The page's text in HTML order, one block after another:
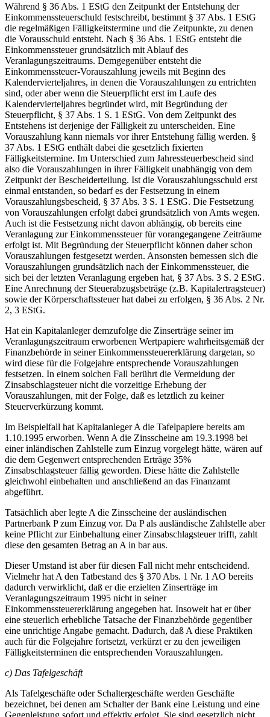
Während § 36 Abs. 1 EStG den Zeitpunkt der Entstehung der
Einkommenssteuerschuld festschreibt, bestimmt § 37 Abs. 1 EStG
die regelmäßigen Fälligkeitstermine und die Zeitpunkte, zu denen
die Vorausschuld entsteht. Nach § 36 Abs. 1 EStG entsteht die
Einkommenssteuer grundsätzlich mit Ablauf des
Veranlagungszeitraums. Demgegenüber entsteht die
Einkommenssteuer-Vorauszahlung jeweils mit Beginn des
Kalendervierteljahres, in denen die Vorauszahlungen zu entrichten
sind, oder aber wenn die Steuerpflicht erst im Laufe des
Kalendervierteljahres begründet wird, mit Begründung der
Steuerpflicht, § 37 Abs. 1 S. 1 EStG. Von dem Zeitpunkt des
Entstehens ist derjenige der Fälligkeit zu unterscheiden. Eine
Vorauszahlung kann niemals vor ihrer Entstehung fällig werden. §
37 Abs. 1 EStG enthält dabei die gesetzlich fixierten
Fälligkeitstermine. Im Unterschied zum Jahressteuerbescheid sind
also die Vorauszahlungen in ihrer Fälligkeit unabhängig von dem
Zeitpunkt der Bescheiderteilung. Ist die Vorauszahlungsschuld erst
einmal entstanden, so bedarf es der Festsetzung in einem
Vorauszahlungsbescheid, § 37 Abs. 3 S. 1 EStG. Die Festsetzung
von Vorauszahlungen erfolgt dabei grundsätzlich von Amts wegen.
Auch ist die Festsetzung nicht davon abhängig, ob bereits eine
Veranlagung zur Einkommenssteuer für vorangegangene Zeiträume
erfolgt ist. Mit Begründung der Steuerpflicht können daher schon
Vorauszahlungen festgesetzt werden. Ansonsten bemessen sich die
Vorauszahlungen grundsätzlich nach der Einkommenssteuer, die
sich bei der letzten Veranlagung ergeben hat, § 37 Abs. 3 S. 2 EStG.
Eine Anrechnung der Steuerabzugsbeträge (z.B. Kapitalertragsteuer)
sowie der Körperschaftssteuer hat dabei zu erfolgen, § 36 Abs. 2 Nr.
2, 3 EStG.
Hat ein Kapitalanleger demzufolge die Zinserträge seiner im
Veranlagungszeitraum erworbenen Wertpapiere wahrheitsgemäß der
Finanzbehörde in seiner Einkommenssteuererklärung dargetan, so
wird diese für die Folgejahre entsprechende Vorauszahlungen
festsetzen. In einem solchen Fall berührt die Vermeidung der
Zinsabschlagsteuer nicht die vorzeitige Erhebung der
Vorauszahlungen, mit der Folge, daß es letztlich zu keiner
Steuerverkürzung kommt.
Im Beispielfall hat Kapitalanleger A die Tafelpapiere bereits am
1.10.1995 erworben. Wenn A die Zinsscheine am 19.3.1998 bei
einer inländischen Zahlstelle zum Einzug vorgelegt hätte, wären auf
die dem Gegenwert entsprechenden Erträge 35%
Zinsabschlagsteuer fällig geworden. Diese hätte die Zahlstelle
gleichwohl einbehalten und anschließend an das Finanzamt
abgeführt.
Tatsächlich aber legte A die Zinsscheine der ausländischen
Partnerbank P zum Einzug vor. Da P als ausländische Zahlstelle aber
keine Pflicht zur Einbehaltung einer Zinsabschlagsteuer trifft, zahlt
diese den gesamten Betrag an A in bar aus.
Dieser Umstand ist aber für diesen Fall nicht mehr entscheidend.
Vielmehr hat A den Tatbestand des § 370 Abs. 1 Nr. 1 AO bereits
dadurch verwirklicht, daß er die erzielten Zinserträge im
Veranlagungszeitraum 1995 nicht in seiner
Einkommenssteuererklärung angegeben hat. Insoweit hat er über
eine steuerlich erhebliche Tatsache der Finanzbehörde gegenüber
eine unrichtige Angabe gemacht. Dadurch, daß A diese Praktiken
auch für die Folgejahre fortsetzt, verkürzt er zu den jeweiligen
Fälligkeitsterminen die entsprechenden Vorauszahlungen.
c) Das Tafelgeschäft
Als Tafelgeschäfte oder Schaltergeschäfte werden Geschäfte
bezeichnet, bei denen am Schalter der Bank eine Leistung und eine
Gegenleistung sofort und effektiv erfolgt. Sie sind gesetzlich nicht